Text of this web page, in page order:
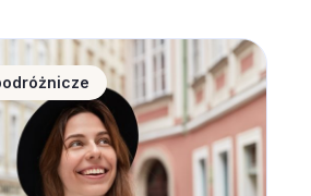
coraz popularniejsze wśród